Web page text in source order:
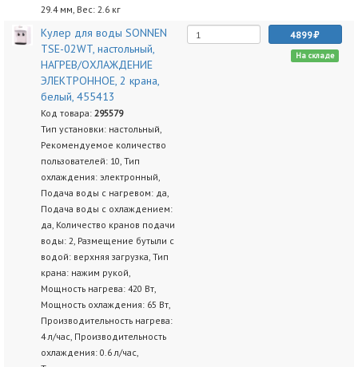
29.4 мм, Вес: 2.6 кг
Кулер для воды SONNEN
TSE-02WT, настольный,
НАГРЕВ/ОХЛАЖДЕНИЕ
ЭЛЕКТРОННОЕ, 2 крана,
белый, 455413
Код товара: 295579
Тип установки: настольный,
Рекомендуемое количество
пользователей: 10, Тип
охлаждения: электронный,
Подача воды с нагревом: да,
Подача воды с охлаждением:
да, Количество кранов подачи
воды: 2, Размещение бутыли с
водой: верхняя загрузка, Тип
крана: нажим рукой,
Мощность нагрева: 420 Вт,
Мощность охлаждения: 65 Вт,
Производительность нагрева:
4 л/час, Производительность
охлаждения: 0.6 л/час,
4899
На складе